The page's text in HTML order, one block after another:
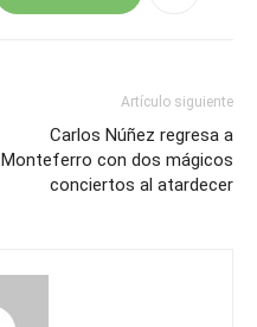
Artículo siguiente
Carlos Núñez regresa a
Monteferro con dos mágicos
conciertos al atardecer